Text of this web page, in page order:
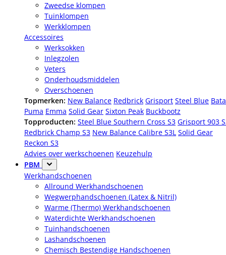
Zweedse klompen
Tuinklompen
Werkklompen
Accessoires
Werksokken
Inlegzolen
Veters
Onderhoudsmiddelen
Overschoenen
Topmerken: New Balance Redbrick Grisport Steel Blue Bata
Puma Emma Solid Gear Sixton Peak Buckbootz
Topproducten: Steel Blue Southern Cross S3 Grisport 903
Redbrick Champ S3 New Balance Calibre S3L Solid Gear
Reckon S3
Advies over werkschoenen Keuzehulp
PBM
Werkhandschoenen
Allround Werkhandschoenen
Wegwerphandschoenen (Latex & Nitril)
Warme (Thermo) Werkhandschoenen
Waterdichte Werkhandschoenen
Tuinhandschoenen
Lashandschoenen
Chemisch Bestendige Handschoenen